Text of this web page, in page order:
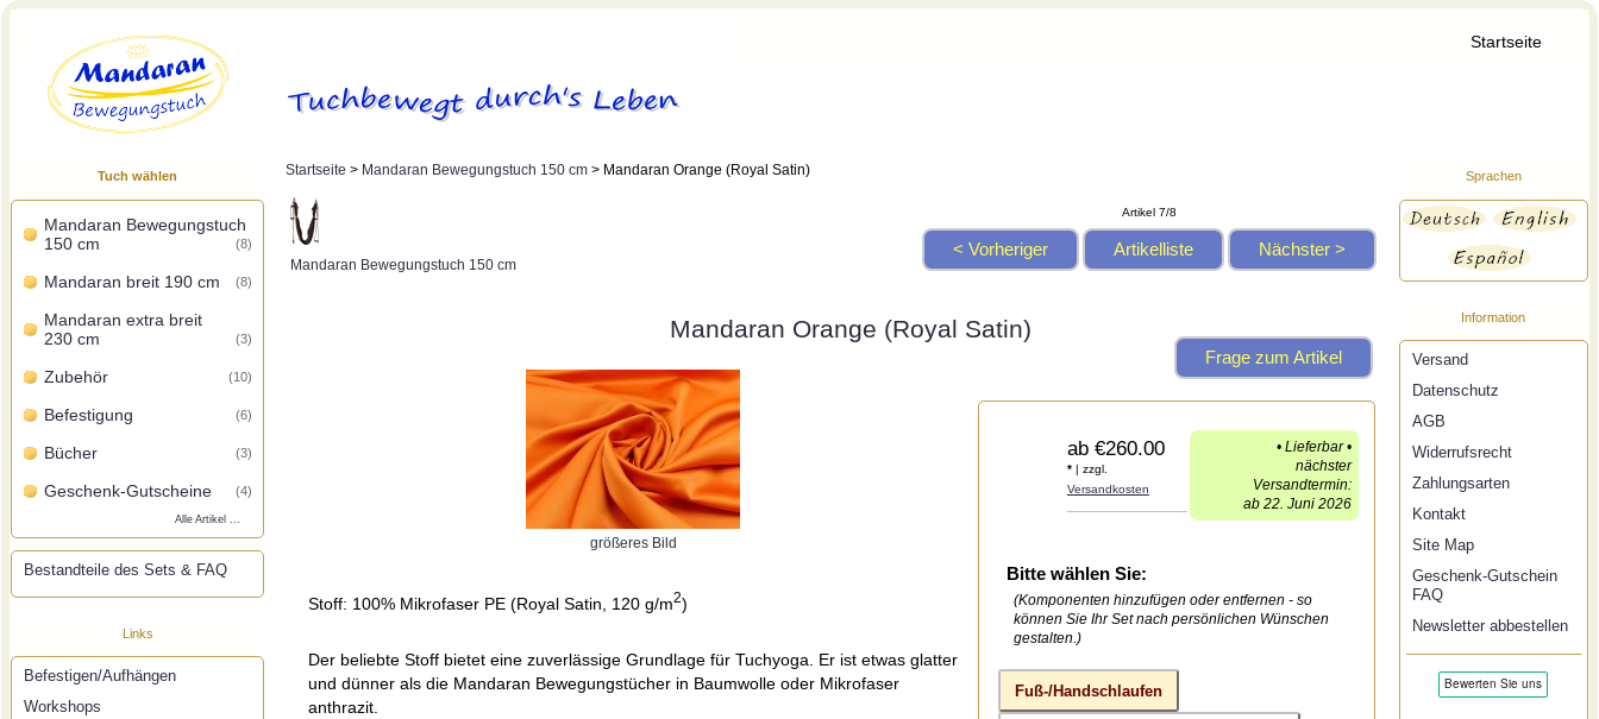
Startseite
Tuch wählen
Mandaran Bewegungstuch
150 cm
(8)
Mandaran breit 190 cm (8)
Mandaran extra breit
230 cm
(3)
Zubehör (10)
Befestigung (6)
Bücher (3)
Geschenk-Gutscheine (4)
Alle Artikel ...
Bestandteile des Sets & FAQ
Links
Befestigen/Aufhängen
Workshops
Startseite > Mandaran Bewegungstuch 150 cm > Mandaran Orange (Royal Satin)
Mandaran Bewegungstuch 150 cm
Artikel 7/8
< Vorheriger Artikelliste Nächster >
Mandaran Orange (Royal Satin)
größeres Bild
Stoff: 100% Mikrofaser PE (Royal Satin, 120 g/m2)
Der beliebte Stoff bietet eine zuverlässige Grundlage für Tuchyoga. Er ist etwas glatter
und dünner als die Mandaran Bewegungstücher in Baumwolle oder Mikrofaser
anthrazit.
Frage zum Artikel
ab €260.00
*| zzgl.
Versandkosten
• Lieferbar •
nächster
Versandtermin:
ab 22. Juni 2026
Bitte wählen Sie:
(Komponenten hinzufügen oder entfernen - so
können Sie Ihr Set nach persönlichen Wünschen
gestalten.)
Fuß-/Handschlaufen
Sprachen
Information
Versand
Datenschutz
AGB
Widerrufsrecht
Zahlungsarten
Kontakt
Site Map
Geschenk-Gutschein
FAQ
Newsletter abbestellen